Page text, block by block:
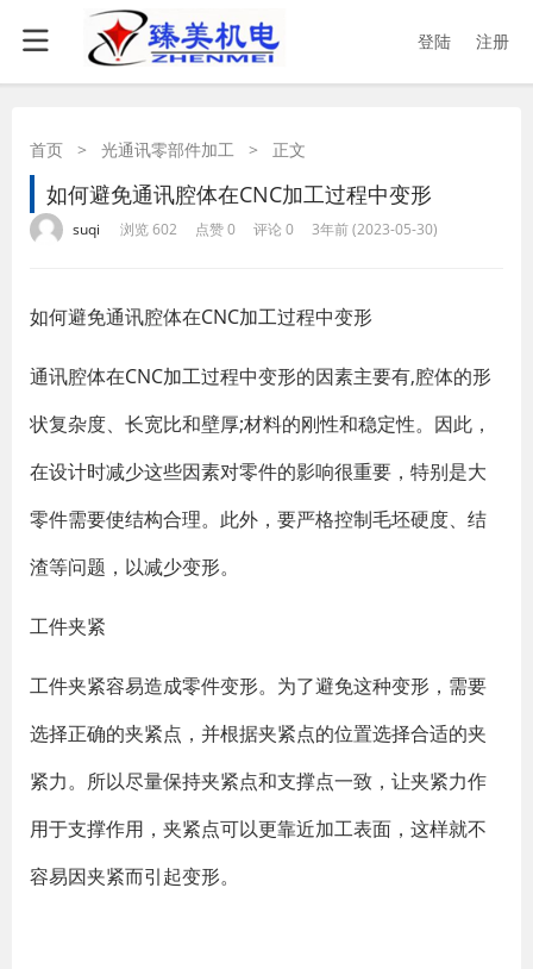
登陆 注册
首页 > 光通讯零部件加工 > 正文
如何避免通讯腔体在CNC加工过程中变形
suqi 浏览 602 点赞 0 评论 0 3年前 (2023-05-30)
如何避免通讯腔体在CNC加工过程中变形
通讯腔体在CNC加工过程中变形的因素主要有,腔体的形
状复杂度、长宽比和壁厚;材料的刚性和稳定性。因此，
在设计时减少这些因素对零件的影响很重要，特别是大
零件需要使结构合理。此外，要严格控制毛坯硬度、结
渣等问题，以减少变形。
工件夹紧
工件夹紧容易造成零件变形。为了避免这种变形，需要
选择正确的夹紧点，并根据夹紧点的位置选择合适的夹
紧力。所以尽量保持夹紧点和支撑点一致，让夹紧力作
用于支撑作用，夹紧点可以更靠近加工表面，这样就不
容易因夹紧而引起变形。